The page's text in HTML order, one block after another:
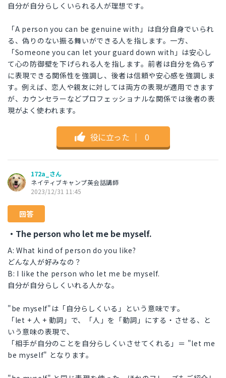
自分が自分らしくいられる人が理想です。
「A person you can be genuine with」は自分自身でいられ
る、偽りのない振る舞いができる人を指します。一方、
「Someone you can let your guard down with」は安心し
て心の防御壁を下げられる人を指します。前者は自分を偽らず
に表現できる関係性を強調し、後者は信頼や安心感を強調しま
す。例えば、恋人や親友に対しては両方の表現が適用できます
が、カウンセラーなどプロフェッショナルな関係では後者の表
現がよく使われます。
役に立った ｜ 0
172a_さん
ネイティブキャンプ英会話講師
2023/12/31 11:45
回答
・The person who let me be myself.
A: What kind of person do you like?
どんな人が好みなの？
B: I like the person who let me be myself.
自分が自分らしくいれる人かな。
"be myself"は「自分らしくいる」という意味です。
「let + 人 + 動詞」で、「人」を「動詞」にする・させる、と
いう意味の表現で、
「相手が自分のことを自分らしくいさせてくれる」＝ "let me
be myself" となります。